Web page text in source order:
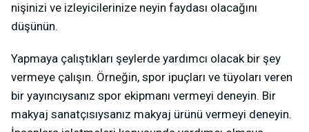
nişinizi ve izleyicilerinize neyin faydası olacağını
düşünün.
Yapmaya çalıştıkları şeylerde yardımcı olacak bir şey
vermeye çalışın. Örneğin, spor ipuçları ve tüyoları veren
bir yayıncıysanız spor ekipmanı vermeyi deneyin. Bir
makyaj sanatçısıysanız makyaj ürünü vermeyi deneyin.